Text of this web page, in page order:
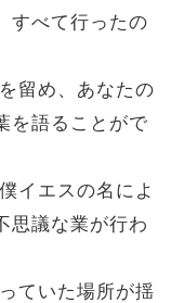
すべて行ったの
留め、あなたの
を語ることがで
イエスの名によ
思議な業が行わ
ていた場所が揺